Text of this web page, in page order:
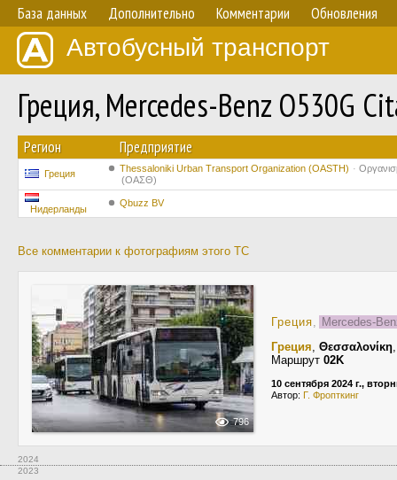
База данных Дополнительно Комментарии Обновления
Автобусный транспорт
Греция, Mercedes-Benz O530G
Регион Предприятие
Греция Thessaloniki Urban Transport Organization (OASTH)
(ΟΑΣΘ)
Нидерланды
Qbuzz BV
Все комментарии к фотографиям этого ТС
796
Греция, Mercedes-
Греция, Θεσσαλονίκη
Маршрут 02K
10 сентября 2024 г.,
Автор: Г. Фропткинг
2024
2023